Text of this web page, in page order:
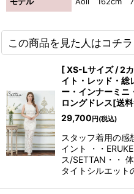
この商品を見た人はコチ
[ XS-Lサイズ / 2
イト・レッド・総
ー・インナーミニ
ロングドレス[送
29,700 円 (税込)
スタッフ着用の感
イント ・・
ス/SETTAN・・
タイトシルエッ